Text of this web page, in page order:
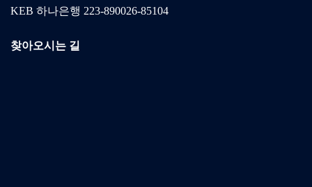
KEB 하나은행 223-890026-85104
찾아오시는 길